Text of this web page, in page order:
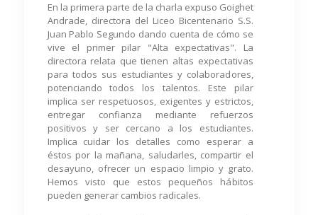
En la primera parte de la charla expuso Goighet
Andrade, directora del Liceo Bicentenario S.S.
Juan Pablo Segundo dando cuenta de cómo se
vive el primer pilar "Alta expectativas". La
directora relata que tienen altas expectativas
para todos sus estudiantes y colaboradores,
potenciando todos los talentos. Este pilar
implica ser respetuosos, exigentes y estrictos,
entregar confianza mediante refuerzos
positivos y ser cercano a los estudiantes.
Implica cuidar los detalles como esperar a
éstos por la mañana, saludarles, compartir el
desayuno, ofrecer un espacio limpio y grato.
Hemos visto que estos pequeños hábitos
pueden generar cambios radicales.